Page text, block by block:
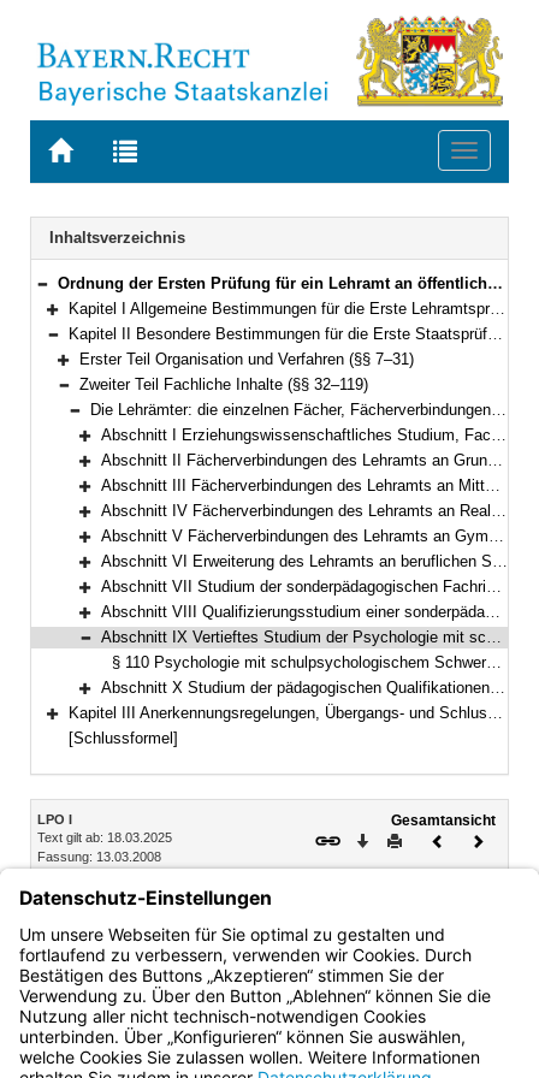
Zur
BAYERN.RECHT
Zur
letzten
Suche
Toggle
Navigation
Inhaltsverzeichnis
Bereich reduzieren
Ordnung der Ersten Prüfung für ein Lehramt an öffentlichen Schulen (Lehramtsprüfungsordnung I – LPO I) Vom 13. März 2008 (GVBl. S. 180) BayRS 2038-3-4-1-1-K (§§ 1–127)
Bereich erweitern
Kapitel I Allgemeine Bestimmungen für die Erste Lehramtsprüfung (§§ 1–6)
Bereich reduzieren
Kapitel II Besondere Bestimmungen für die Erste Staatsprüfung (§§ 7–119)
Bereich erweitern
Erster Teil Organisation und Verfahren (§§ 7–31)
Bereich reduzieren
Zweiter Teil Fachliche Inhalte (§§ 32–119)
Bereich reduzieren
Die Lehrämter: die einzelnen Fächer, Fächerverbindungen, Erweiterungen des Studiums (§§ 32–119)
Bereich erweitern
Abschnitt I Erziehungswissenschaftliches Studium, Fachdidaktik, Praktika (§§ 32–34)
Bereich erweitern
Abschnitt II Fächerverbindungen des Lehramts an Grundschulen; Studium der Didaktik der Grundschule (§§ 35–36)
Bereich erweitern
Abschnitt III Fächerverbindungen des Lehramts an Mittelschulen; Studium der Didaktiken einer Fächergruppe der Mittelschule einschließlich der fachwissenschaftlichen Grundlagen (§§ 37–38)
Bereich erweitern
Abschnitt IV Fächerverbindungen des Lehramts an Realschulen; Studium der Unterrichtsfächer für die Lehrämter an Grundschulen, Mittelschulen, Realschulen, beruflichen Schulen und für Sonderpädagogik (§§ 39–58)
Bereich erweitern
Abschnitt V Fächerverbindungen des Lehramts an Gymnasien; vertieftes Studium der Fächer (§§ 59–84)
Bereich erweitern
Abschnitt VI Erweiterung des Lehramts an beruflichen Schulen (§§ 85–89)
Bereich erweitern
Abschnitt VII Studium der sonderpädagogischen Fachrichtungen; Fächerverbindungen des Lehramts für Sonderpädagogik (§§ 90–100)
Bereich erweitern
Abschnitt VIII Qualifizierungsstudium einer sonderpädagogischen Fachrichtung Studium der sonderpädagogischen Qualifikationen (§§ 101 bis 109) (§§ 101–109)
Bereich reduzieren
Abschnitt IX Vertieftes Studium der Psychologie mit schulpsychologischem Schwerpunkt (§ 110)
§ 110 Psychologie mit schulpsychologischem Schwerpunkt
Bereich erweitern
Abschnitt X Studium der pädagogischen Qualifikationen (§§ 111–119)
Bereich erweitern
Kapitel III Anerkennungsregelungen, Übergangs- und Schlussbestimmungen, Besondere Bestimmungen anlässlich der COVID-19-Pandemie (§§ 120–127)
[Schlussformel]
Inhalt
LPO I
Text gilt ab: 18.03.2025
Fassung: 13.03.2008
Gesamtansicht
Download
DruckenVorheriges
Abschnitt IX Vertieftes Studium der Psychologie mit
schulpsychologischem Schwerpunkt
§ 110 Psychologie mit schulpsychologischem Schwerpunkt
Bayern.de
BayernPortal